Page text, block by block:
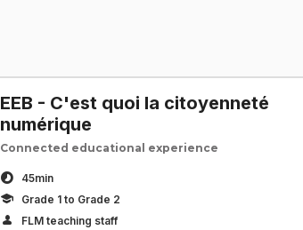
EEB - C'est quoi la citoyenneté
numérique
Connected educational experience
45min
Grade 1 to Grade 2
FLM teaching staff